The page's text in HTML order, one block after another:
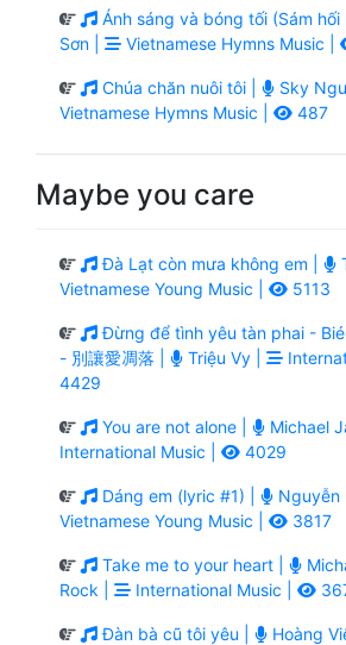
Ánh sáng và bóng tối (Sám hối
Sơn |
Vietnamese Hymns Music |
Chúa chăn nuôi tôi |
Sky
Vietnamese Hymns Music |
487
Maybe you care
Đà Lạt còn mưa không em |
Vietnamese Young Music |
5113
Đừng để tình yêu tàn phai -
- 別讓愛凋落 |
Triệu Vy |
4429
You are not alone |
Michael
International Music |
4029
Dáng em (lyric #1) |
Nguyễn
Vietnamese Young Music |
3817
Take me to your heart |
Rock |
International Music |
Đàn bà cũ tôi yêu |
Hoàng